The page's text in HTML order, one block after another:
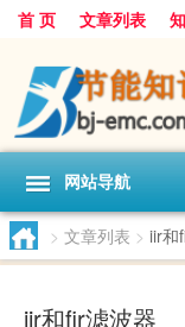
首 页 文章列表
网站导航
> 文章列表 > iir和
iir和fir滤波器